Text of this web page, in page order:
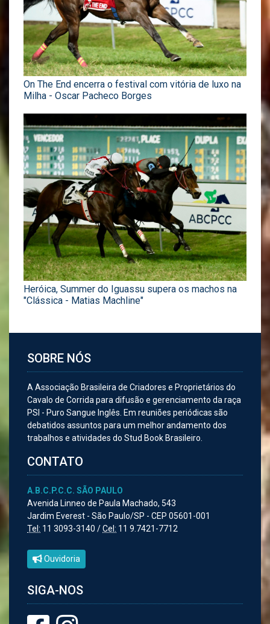
On The End encerra o festival com vitória de luxo na
Milha - Oscar Pacheco Borges
Heróica, Summer do Iguassu supera os machos na
"Clássica - Matias Machline"
SOBRE NÓS
A Associação Brasileira de Criadores e Proprietários do
Cavalo de Corrida para difusão e gerenciamento da raça
PSI - Puro Sangue Inglês. Em reuniões periódicas são
debatidos assuntos para um melhor andamento dos
trabalhos e atividades do Stud Book Brasileiro.
CONTATO
A.B.C.P.C.C. SÃO PAULO
Avenida Linneo de Paula Machado, 543
Jardim Everest - São Paulo/SP - CEP 05601-001
Tel: 11 3093-3140 /Cel: 11 9.7421-7712
Ouvidoria
SIGA-NOS